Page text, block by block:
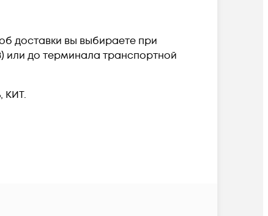
доставки вы выбираете при
или до терминала транспортной
КИТ.